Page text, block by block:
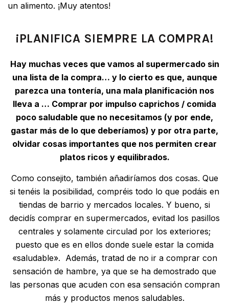
un alimento. ¡Muy atentos!
¡PLANIFICA SIEMPRE LA COMPRA!
Hay muchas veces que vamos al supermercado sin
una lista de la compra… y lo cierto es que, aunque
parezca una tontería, una mala planificación nos
lleva a … Comprar por impulso caprichos / comida
poco saludable que no necesitamos (y por ende,
gastar más de lo que deberíamos) y por otra parte,
olvidar cosas importantes que nos permiten crear
platos ricos y equilibrados.
Como consejito, también añadiríamos dos cosas. Que
si tenéis la posibilidad, compréis todo lo que podáis en
tiendas de barrio y mercados locales. Y bueno, si
decidís comprar en supermercados, evitad los pasillos
centrales y solamente circulad por los exteriores;
puesto que es en ellos donde suele estar la comida
«saludable». Además, tratad de no ir a comprar con
sensación de hambre, ya que se ha demostrado que
las personas que acuden con esa sensación compran
más y productos menos saludables.